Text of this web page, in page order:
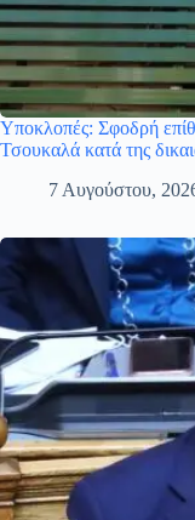
Υποκλοπές: Σφοδρή
Τσουκαλά κατά της
7 Αυγούστου,